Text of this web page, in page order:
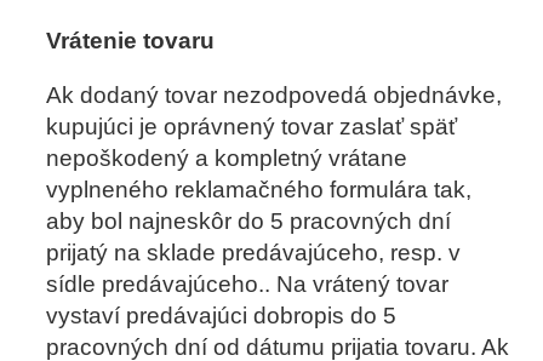
Vrátenie tovaru
Ak dodaný tovar nezodpovedá objednávke,
kupujúci je oprávnený tovar zaslať späť
nepoškodený a kompletný vrátane
vyplneného reklamačného formulára tak,
aby bol najneskôr do 5 pracovných dní
prijatý na sklade predávajúceho, resp. v
sídle predávajúceho.. Na vrátený tovar
vystaví predávajúci dobropis do 5
pracovných dní od dátumu prijatia tovaru. Ak